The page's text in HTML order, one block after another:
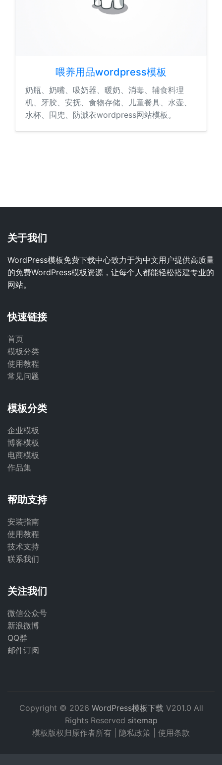
喂养用品wordpress模板
奶瓶、奶嘴、吸奶器、暖奶、消毒、辅食料理
机、牙胶、安抚、食物存储、儿童餐具、水壶、
水杯、围兜、防溅衣wordpress网站模板。
关于我们
WordPress模板免费下载中心致力于为中文用户提供高质量
的免费WordPress模板资源，让每个人都能轻松搭建专业的
网站。
快速链接
首页
模板分类
使用教程
常见问题
模板分类
企业模板
博客模板
电商模板
作品集
帮助支持
安装指南
使用教程
技术支持
联系我们
关注我们
微信公众号
新浪微博
QQ群
邮件订阅
Copyright © 2026 WordPress模板下载 V201.0 All
Rights Reserved sitemap
模板版权归原作者所有 | 隐私政策 使用条款